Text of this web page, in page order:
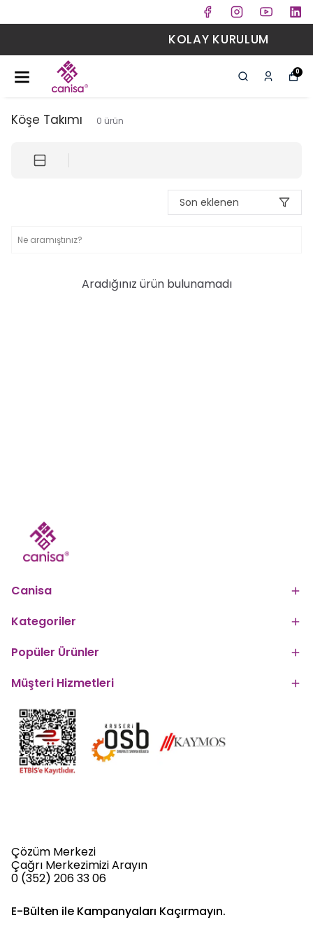
KOLAY KURULUM
0
Köşe Takımı 0 ürün
Son eklenen
Aradığınız ürün bulunamadı
Canisa
Kategoriler
Popüler Ürünler
Müşteri Hizmetleri
Çözüm Merkezi
Çağrı Merkezimizi Arayın
0 (352) 206 33 06
E-Bülten ile Kampanyaları Kaçırmayın.